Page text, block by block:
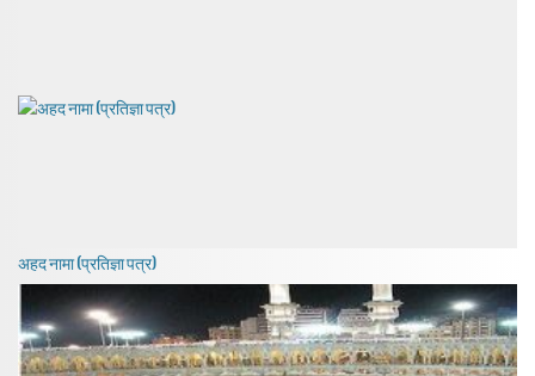
अहद नामा (प्रतिज्ञा पत्र)